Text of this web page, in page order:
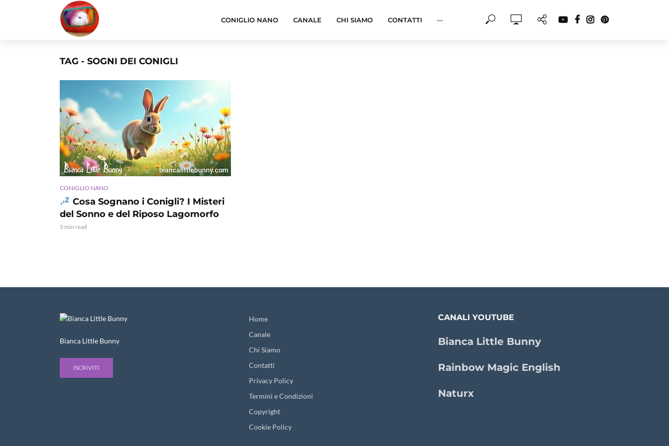
CONIGLIO NANO CANALE CHI SIAMO CONTATTI ···
TAG - SOGNI DEI CONIGLI
CONIGLIO NANO
Cosa Sognano i Conigli? I Misteri
del Sonno e del Riposo Lagomorfo
5 min read
Bianca Little Bunny
ISCRIVITI
Home
Canale
Chi Siamo
Contatti
Privacy Policy
Termini e Condizioni
Copyright
Cookie Policy
CANALI YOUTUBE
Bianca Little Bunny
Rainbow Magic English
Naturx